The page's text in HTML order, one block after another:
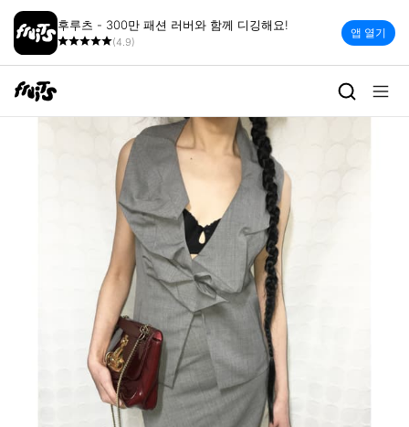
후루츠 - 300만 패션 러버와 함께 디깅해요!
(4.9)
앱 열기